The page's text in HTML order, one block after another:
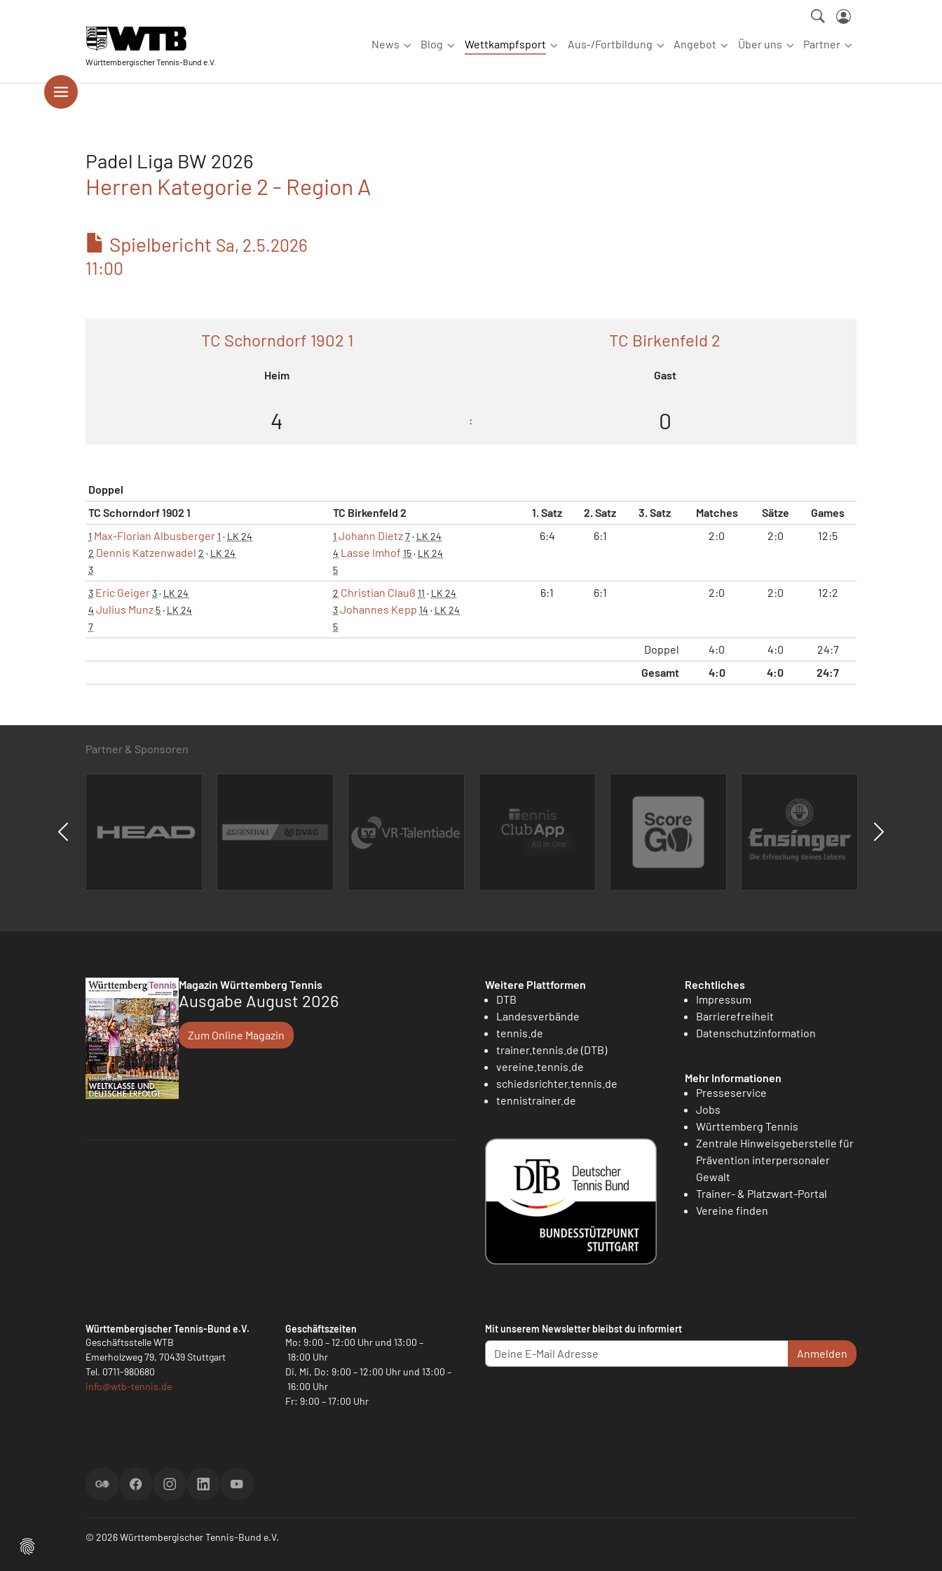
Württembergischer Tennis-Bund e.V.
News
Submenu for "News"
Blog
Submenu for "Blog"
Wettkampfsport
Submenu for "Wettkampfsport"
Aus-/Fortbildung
Submenu for "Aus-/Fortbildung"
Angebot
Submenu for "Angebot"
Über uns
Submenu for "Über uns"
Partner
Submenu for
Padel Liga BW 2026
Herren Kategorie 2 - Region A
Spielbericht Sa, 2.5.2026
11:00
TC Schorndorf 1902 1
Heim
TC Birkenfeld 2
Gast
4 : 0
Doppel
TC Schorndorf 1902 1
TC Birkenfeld 2 1. Satz 2. Satz 3. Satz Matches Sätze Games
1 Max-Florian Albusberger1 · LK 24
2 Dennis Katzenwadel 2 · LK 24
3
1 Johann Dietz7· LK 24
4 Lasse Imhof 15· LK 24
5
6:4 6:1 2:0 2:0 12:5
3 Eric Geiger3· LK 24
4 Julius Munz 5· LK 24
7
2 Christian Clauß 11 · LK 24
3Johannes Kepp 14 · LK 24
5
6:1 6:1 2:0 2:0 12:2
Doppel 4:0 4:0
24:7
Gesamt
4:0 4:0 24:7
Partner & Sponsoren
Magazin Württemberg Tennis
Ausgabe August 2026
Zum Online Magazin
Weitere Plattformen
DTB
Landesverbände
tennis.de
trainer.tennis.de (DTB)
vereine.tennis.de
schiedsrichter.tennis.de
tennistrainer.de
Rechtliches
Impressum
Barrierefreiheit
Datenschutzinformation
Mehr Informationen
Presseservice
Jobs
Württemberg Tennis
Zentrale Hinweisgeberstelle für
Prävention interpersonaler
Gewalt
Trainer- & Platzwart-Portal
Vereine finden
Württembergischer Tennis-Bund e.V.
Geschäftsstelle WTB
Emerholzweg 79, 70439 Stuttgart
Tel. 0711-980680
info@wtb-tennis.de
Geschäftszeiten
Mo: 9:00 – 12:00 Uhr und 13:00 –
18:00 Uhr
Di, Mi, Do: 9:00 – 12:00 Uhr und 13:00 –
16:00 Uhr
Fr: 9:00 – 17:00 Uhr
Mit unserem Newsletter bleibst du informiert
Anmelden
ScoreGOFacebookInstagramLinkedInYouTube
© 2026 Württembergischer Tennis-Bund e.V.